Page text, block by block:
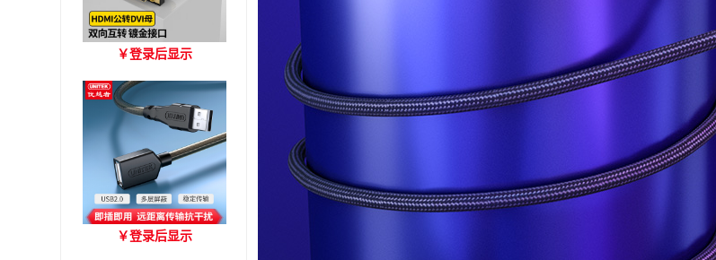
优越者HDMI转DVI双向互
￥登录后显示
优越者Y-C416A 国标
￥登录后显示